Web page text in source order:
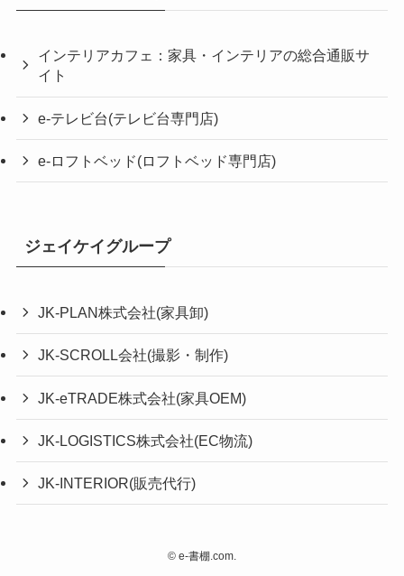
インテリアカフェ：家具・インテリアの総合通販サ
イト
e-テレビ台(テレビ台専門店)
e-ロフトベッド(ロフトベッド専門店)
ジェイケイグループ
JK-PLAN株式会社(家具卸)
JK-SCROLL会社(撮影・制作)
JK-eTRADE株式会社(家具OEM)
JK-LOGISTICS株式会社(EC物流)
JK-INTERIOR(販売代行)
© e-書棚.com.